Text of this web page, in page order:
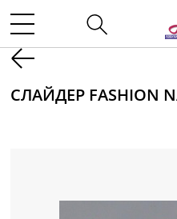
СЛАЙДЕР FASHION